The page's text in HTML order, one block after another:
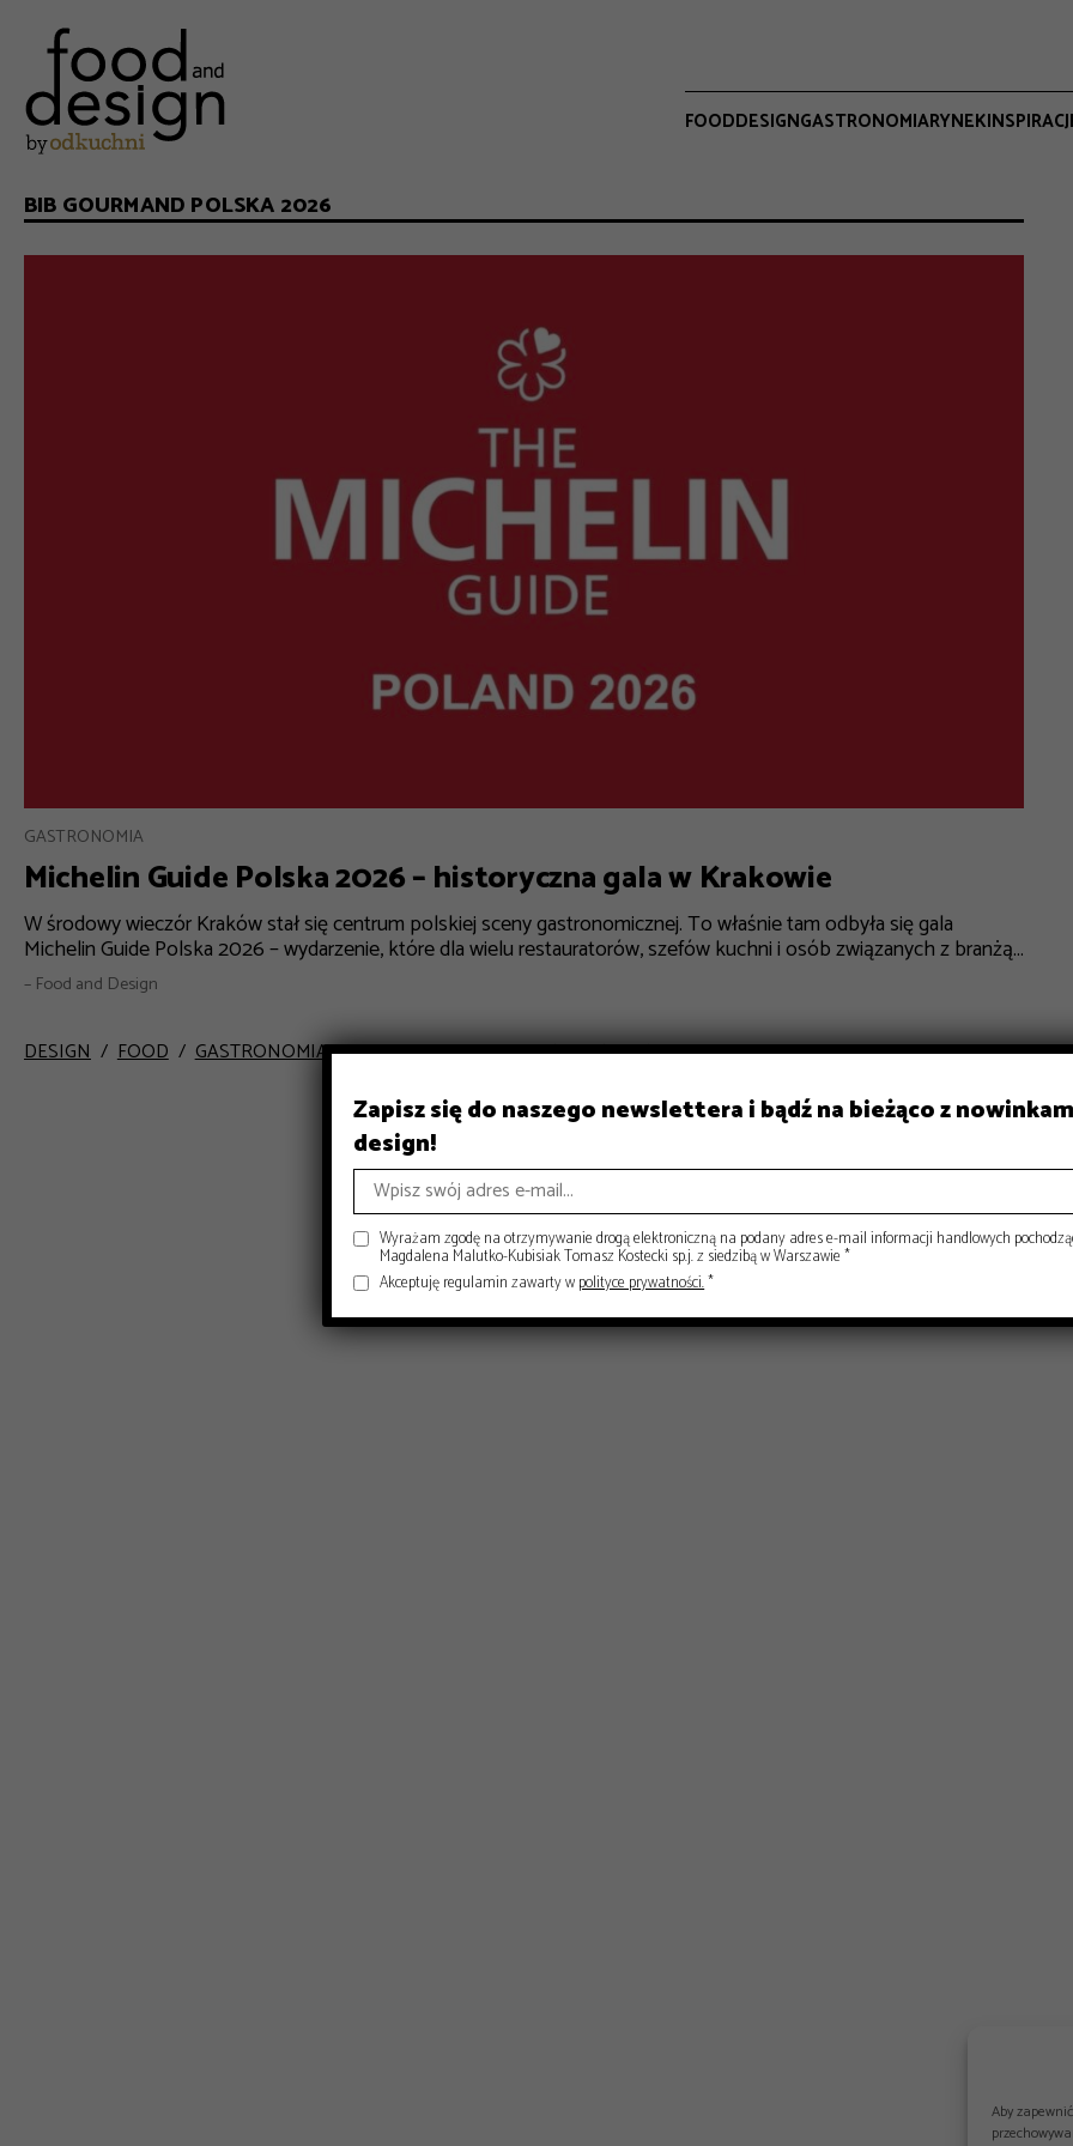
Aby
FOODDESIGNGASTRONOMIARYNEK
BIB GOURMAND POLSKA 2026
GASTRONOMIA
Michelin Guide Polska 2026 – historyczna gala w Krakowie
W środowy wieczór Kraków stał się centrum polskiej sceny gastronomicznej. To właśnie tam odbyła się gala
Michelin Guide Polska 2026 – wydarzenie, które dla wielu restauratorów, szefów kuchni i osób związanych z branżą...
– Food and Design
DESIGN FOOD GASTRONOMIA INSPIRACJE PRZEPISY RYNEK
Zapisz się do naszego newslettera i bądź na bieżąco z
design!
Wyrażam zgodę na otrzymywanie drogą elektroniczną na podany adres e-mail informacji handlowych
Magdalena Malutko-Kubisiak Tomasz Kostecki sp.j. z siedzibą w Warszawie *
Akceptuję regulamin zawarty wpolityce prywatności.*